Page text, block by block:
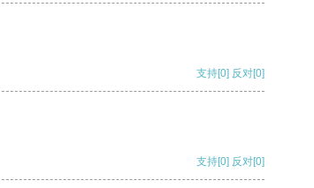
支持[0] 反对[0]
支持[0] 反对[0]